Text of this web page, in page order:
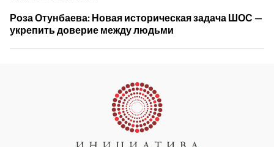
Роза Отунбаева: Новая историческая задача ШОС —
укрепить доверие между людьми